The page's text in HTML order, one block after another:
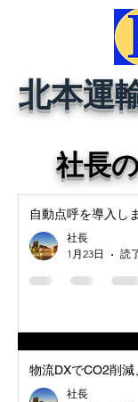
北本運
社長
自動点呼を導入し
社長
1月23日
読
物流DXでCO2削
社長